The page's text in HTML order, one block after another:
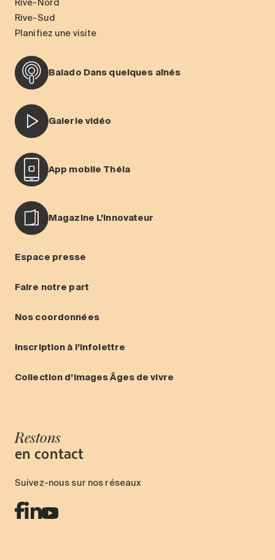
Rive-Nord
Rive-Sud
Planifiez une visite
Balado Dans quelques aînés
Galerie vidéo
App mobile Théia
Magazine L’Innovateur
Espace presse
Faire notre part
Nos coordonnées
Inscription à l’infolettre
Collection d’images Âges de vivre
Restons
en contact
Suivez-nous sur nos réseaux